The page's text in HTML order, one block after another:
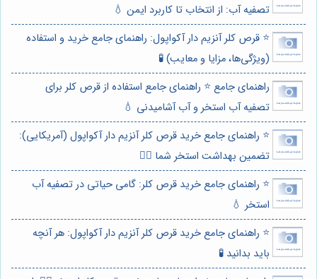
تصفیه آب: از انتخاب تا کاربرد ایمن 💧
⭐️ قرص کلر آنزیم دار آکواپول: راهنمای جامع خرید و استفاده
(ویژگی‌ها، مزایا و معایب) 🧪
راهنمای جامع ⭐️ راهنمای جامع استفاده از قرص کلر برای
تصفیه آب استخر و آب آشامیدنی 💧
⭐️ راهنمای جامع خرید قرص کلر آنزیم دار آکواپول (آمریکایی):
تضمین بهداشت استخر شما 🏊‍♂️
⭐️ راهنمای جامع خرید قرص کلر: گامی حیاتی در تصفیه آب
استخر 💧
⭐️ راهنمای جامع خرید قرص کلر آنزیم دار آکواپول: هر آنچه
باید بدانید 🧪